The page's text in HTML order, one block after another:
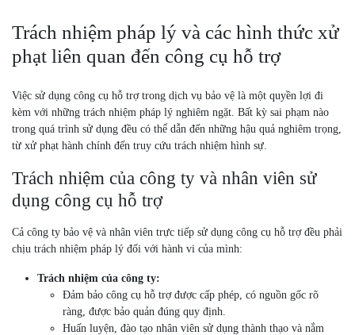
Trách nhiệm pháp lý và các hình thức xử
phạt liên quan đến công cụ hỗ trợ
Việc sử dụng công cụ hỗ trợ trong dịch vụ bảo vệ là một quyền lợi đi
kèm với những trách nhiệm pháp lý nghiêm ngặt. Bất kỳ sai phạm nào
trong quá trình sử dụng đều có thể dẫn đến những hậu quả nghiêm trọng,
từ xử phạt hành chính đến truy cứu trách nhiệm hình sự.
Trách nhiệm của công ty và nhân viên sử
dụng công cụ hỗ trợ
Cả công ty bảo vệ và nhân viên trực tiếp sử dụng công cụ hỗ trợ đều phải
chịu trách nhiệm pháp lý đối với hành vi của mình:
Trách nhiệm của công ty:
Đảm bảo công cụ hỗ trợ được cấp phép, có nguồn gốc rõ
ràng, được bảo quản đúng quy định.
Huấn luyện, đào tạo nhân viên sử dụng thành thạo và nắm